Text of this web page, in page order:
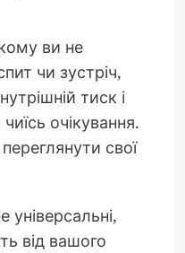
ви не
чи зустріч,
тиск і
очікування.
свої
універсальні,
від вашого